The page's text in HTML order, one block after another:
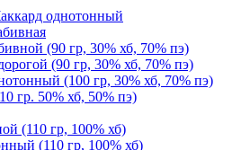
однотонный
(90 гр, 30% хб, 70% пэ)
(90 гр, 30% хб, 70% пэ)
(100 гр, 30% хб, 70% пэ)
гр. 50% хб, 50% пэ)
(110 гр, 100% хб)
(110 гр, 100% хб)